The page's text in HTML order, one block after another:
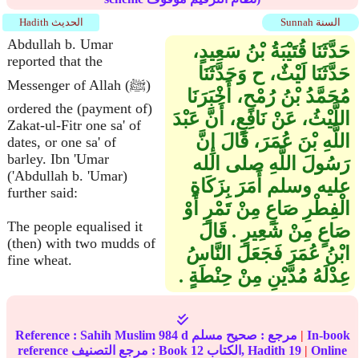
Sunnah السنة Hadith الحديث
Abdullah b. Umar
reported that the
Messenger of Allah (ﷺ)
ordered the (payment of)
Zakat-ul-Fitr one sa' of
dates, or one sa' of
barley. Ibn 'Umar
('Abdullah b. 'Umar)
further said:
The people equalised it
(then) with two mudds of
fine wheat.
حَدَّثَنَا قُتَيْبَةُ بْنُ سَعِيدٍ،
حَدَّثَنَا لَيْثٌ، ح وَحَدَّثَنَا
مُحَمَّدُ بْنُ رُمْحٍ، أَخْبَرَنَا
اللَّيْثُ، عَنْ نَافِعٍ، أَنَّ عَبْدَ
اللَّهِ بْنَ عُمَرَ، قَالَ إِنَّ
رَسُولَ اللَّهِ صلى الله
عليه وسلم أَمَرَ بِزَكَاةِ
الْفِطْرِ صَاعٍ مِنْ تَمْرٍ أَوْ
صَاعٍ مِنْ شَعِيرٍ ‏.‏ قَالَ
ابْنُ عُمَرَ فَجَعَلَ النَّاسُ
عِدْلَهُ مُدَّيْنِ مِنْ حِنْطَةٍ ‏.‏
Reference : Sahih Muslim 984 d مرجع : صحيح مسلم | In-book
reference مرجع التصنيف : Book 12 الكتاب, Hadith 19 | Online